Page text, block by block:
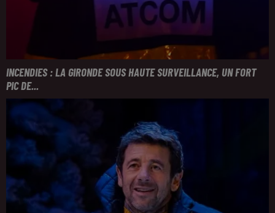
INCENDIES : LA GIRONDE SOUS HAUTE SURVEILLANCE, UN FORT
PIC DE...